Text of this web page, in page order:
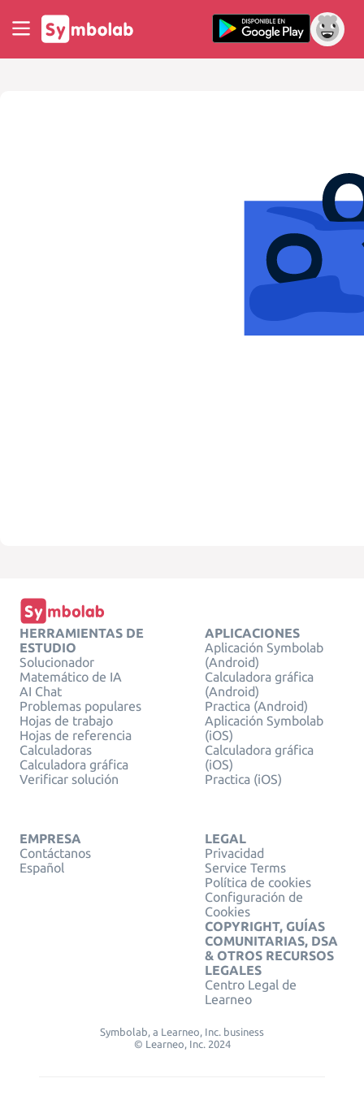
HERRAMIENTAS DE
ESTUDIO
Solucionador
Matemático de IA
AI Chat
Problemas populares
Hojas de trabajo
Hojas de referencia
Calculadoras
Calculadora gráfica
Verificar solución
APLICACIONES
Aplicación Symbolab
(Android)
Calculadora gráfica
(Android)
Practica (Android)
Aplicación Symbolab
(iOS)
Calculadora gráfica
(iOS)
Practica (iOS)
EMPRESA
Contáctanos
Español
LEGAL
Privacidad
Service Terms
Política de cookies
Configuración de
Cookies
COPYRIGHT, GUÍAS
COMUNITARIAS, DSA
& OTROS RECURSOS
LEGALES
Centro Legal de
Learneo
Symbolab, a Learneo, Inc. business
© Learneo, Inc. 2024